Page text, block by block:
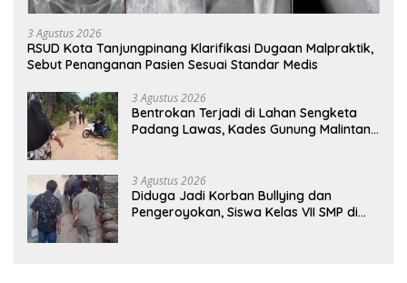
3 Agustus 2026
RSUD Kota Tanjungpinang Klarifikasi Dugaan Malpraktik,
Sebut Penanganan Pasien Sesuai Standar Medis
3 Agustus 2026
Bentrokan Terjadi di Lahan Sengketa
Padang Lawas, Kades Gunung Malintang
3 Agustus 2026
Diduga Jadi Korban Bullying dan
Pengeroyokan, Siswa Kelas VII SMP di